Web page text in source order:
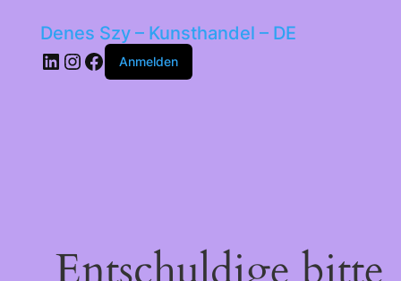
Denes Szy – Kunsthandel – DE
LinkedIn
Instagram
Facebook
Anmelden